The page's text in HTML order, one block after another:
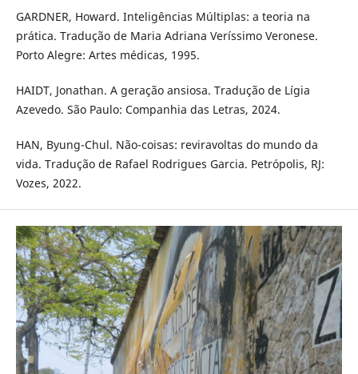
GARDNER, Howard. Inteligências Múltiplas: a teoria na
prática. Tradução de Maria Adriana Veríssimo Veronese.
Porto Alegre: Artes médicas, 1995.
HAIDT, Jonathan. A geração ansiosa. Tradução de Lígia
Azevedo. São Paulo: Companhia das Letras, 2024.
HAN, Byung-Chul. Não-coisas: reviravoltas do mundo da
vida. Tradução de Rafael Rodrigues Garcia. Petrópolis, RJ:
Vozes, 2022.